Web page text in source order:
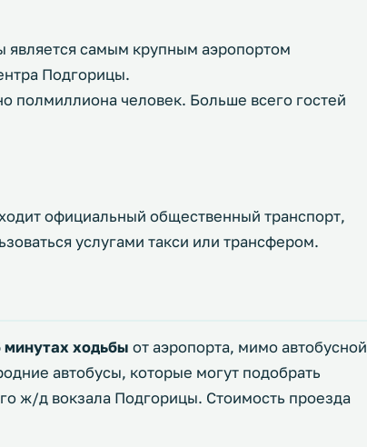
самым крупным аэропортом
Подгорицы.
полмиллиона человек. Больше всего гостей
официальный общественный транспорт,
услугами такси или трансфером.
минутах ходьбы от аэропорта, мимо автобусной
автобусы, которые могут подобрать
ж/д вокзала Подгорицы. Стоимость проезда